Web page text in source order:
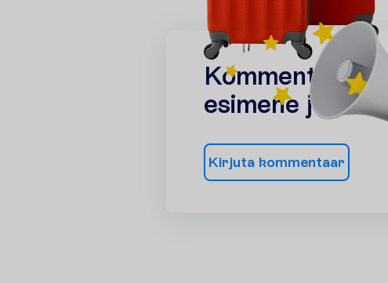
Komment arid
esimene ja anna
Kirjuta kommentaar